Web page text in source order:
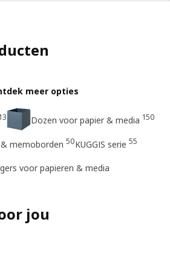
meer opties
13 Dozen voor papier & media 150
memoborden 50KUGGIS serie 55
voor papieren & media
jou